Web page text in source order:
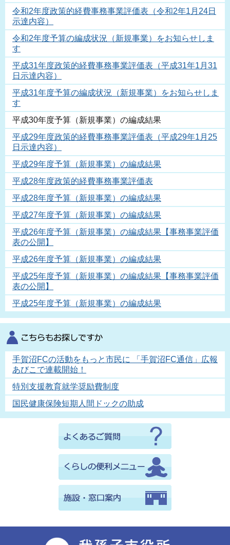
令和2年度政策的経費事務事業評価表（令和2年1月24日
示達内容）
令和2年度予算の編成状況（新規事業）をお知らせしま
す
平成31年度政策的経費事務事業評価表（平成31年1月31
日示達内容）
平成31年度予算の編成状況（新規事業）をお知らせしま
す
平成30年度予算（新規事業）の編成結果
平成29年度政策的経費事務事業評価表（平成29年1月25
日示達内容）
平成29年度予算（新規事業）の編成結果
平成28年度政策的経費事務事業評価表
平成28年度予算（新規事業）の編成結果
平成27年度予算（新規事業）の編成結果
平成26年度予算（新規事業）の編成結果【事務事業評価
表の公開】
平成26年度予算（新規事業）の編成結果
平成25年度予算（新規事業）の編成結果【事務事業評価
表の公開】
平成25年度予算（新規事業）の編成結果
手賀沼FCの活動をもっと市民に 「手賀沼FC通信」広報
あびこで連載開始！
特別支援教育就学奨励費制度
国民健康保険短期人間ドックの助成